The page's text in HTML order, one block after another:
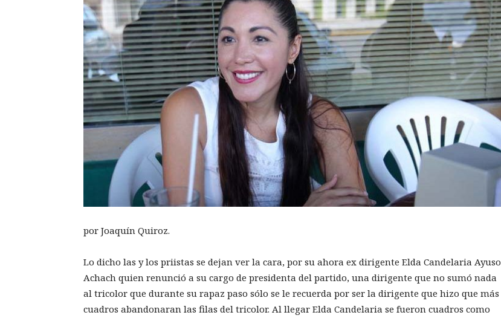
por Joaquín Quiroz.
Lo dicho las y los priistas se dejan ver la cara, por su ahora ex dirigente Elda Candelaria Ayuso
Achach quien renunció a su cargo de presidenta del partido, una dirigente que no sumó nada
al tricolor que durante su rapaz paso sólo se le recuerda por ser la dirigente que hizo que más
cuadros abandonaran las filas del tricolor. Al llegar Elda Candelaria se fueron cuadros como